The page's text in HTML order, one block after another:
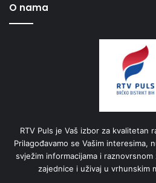
O nama
RTV Puls je Vaš izbor za kvalitetan
Prilagođavamo se Vašim interesima,
svježim informacijama i
zajednice i uživaj u vrhunskim